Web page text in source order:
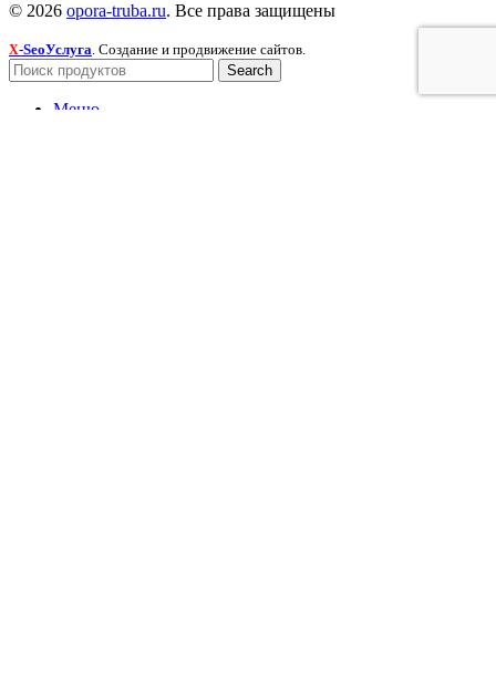
© 2026 opora-truba.ru. Все права защищены
X-SeoУслуга. Создание и продвижение сайтов.
Search
Меню